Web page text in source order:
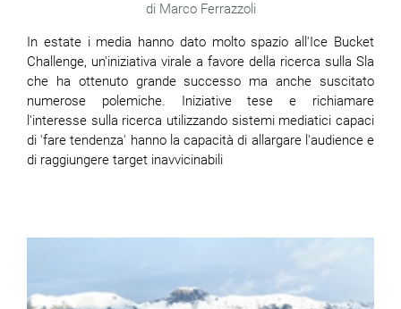
Marco Ferrazzoli
In estate i media hanno dato molto spazio all'Ice Bucket
Challenge, un'iniziativa virale a favore della ricerca sulla Sla
che ha ottenuto grande successo ma anche suscitato
numerose polemiche. Iniziative tese e richiamare
l'interesse sulla ricerca utilizzando sistemi mediatici capaci
di 'fare tendenza' hanno la capacità di allargare l'audience e
di raggiungere target inavvicinabili